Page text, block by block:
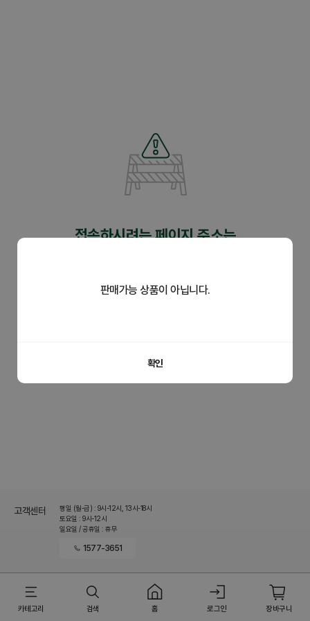
접속하시려는 페이지 주소는
주소가 정확한지 다시 한 번 확인하시어 입력해 주세요
고객센터
평일 (월-금) : 9시-12시, 13시-18시
토요일 : 9시-12시
일요일 / 공휴일 : 휴무
1577-3651
카테고리 검색 홈 로그인 장바구니
판매가능 상품이 아닙니다.
확인